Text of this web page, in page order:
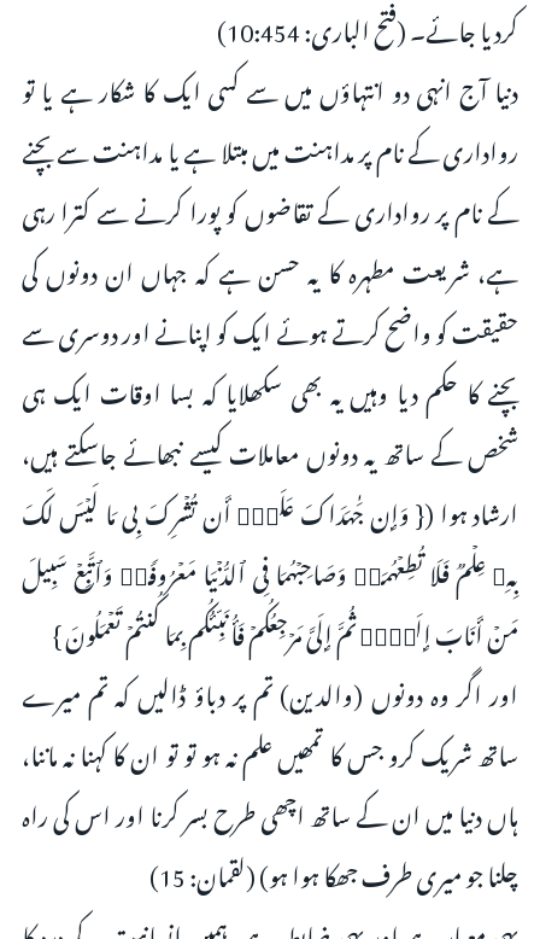
کردیا جائے۔ (فتح الباری: 10:454)
دنیا آج انہی دو انتہاؤں میں سے کسی ایک کا شکار ہے یا تو
رواداری کے نام پر مداہنت میں مبتلا ہے یا مداہنت سے بچنے
کے نام پر رواداری کے تقاضوں کو پورا کرنے سے کترا رہی
ہے، شریعت مطہرہ کا یہ حسن ہے کہ جہاں ان دونوں کی
حقیقت کو واضح کرتے ہوئے ایک کو اپنانے اور دوسری سے
بچنے کا حکم دیا وہیں یہ بھی سکھلایا کہ بسا اوقات ایک ہی
شخص کے ساتھ یہ دونوں معاملات کیسے نبھائے جاسکتے ہیں،
ارشاد ہوا ({ وَإِن جَـٰهَدَاكَ عَلَىٰۤ أَن تُشۡرِكَ بِی مَا لَیۡسَ لَكَ
بِهِۦ عِلۡمࣱ فَلَا تُطِعۡهُمَاۖ وَصَاحِبۡهُمَا فِی ٱلدُّنۡیَا مَعۡرُوفࣰاۖ وَٱتَّبِعۡ سَبِیلَ
مَنۡ أَنَابَ إِلَیَّۚ ثُمَّ إِلَیَّ مَرۡجِعُكُمۡ فَأُنَبِّئُكُم بِمَا كُنتُمۡ تَعۡمَلُونَ }
اور اگر وه دونوں (والدین) تم پر دباؤ ڈالیں کہ تم میرے
ساتھ شریک کرو جس کا تمھیں علم نہ ہو تو تو ان کا کہنا نہ ماننا،
ہاں دنیا میں ان کے ساتھ اچھی طرح بسر کرنا اور اس کی راه
چلنا جو میری طرف جھکا ہوا ہو) (لقمان: 15)